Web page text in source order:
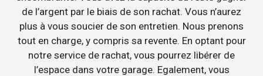
de l’argent par le biais de son rachat. Vous n’aurez
plus à vous soucier de son entretien. Nous prenons
tout en charge, y compris sa revente. En optant pour
notre service de rachat, vous pourrez libérer de
l’espace dans votre garage. Egalement, vous